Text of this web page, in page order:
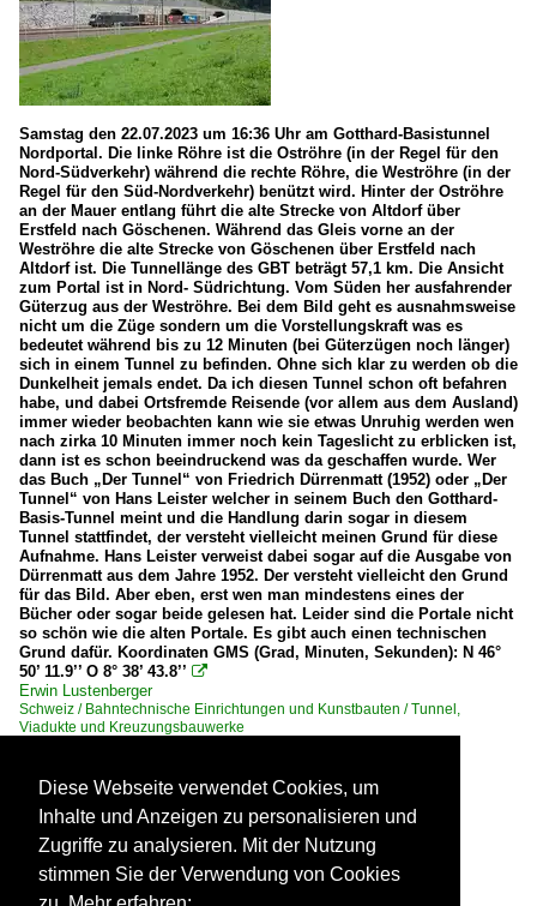
Samstag den 22.07.2023 um 16:36 Uhr am Gotthard-Basistunnel
Nordportal. Die linke Röhre ist die Oströhre (in der Regel für den
Nord-Südverkehr) während die rechte Röhre, die Weströhre (in der
Regel für den Süd-Nordverkehr) benützt wird. Hinter der Oströhre
an der Mauer entlang führt die alte Strecke von Altdorf über
Erstfeld nach Göschenen. Während das Gleis vorne an der
Weströhre die alte Strecke von Göschenen über Erstfeld nach
Altdorf ist. Die Tunnellänge des GBT beträgt 57,1 km. Die Ansicht
zum Portal ist in Nord- Südrichtung. Vom Süden her ausfahrender
Güterzug aus der Weströhre. Bei dem Bild geht es ausnahmsweise
nicht um die Züge sondern um die Vorstellungskraft was es
bedeutet während bis zu 12 Minuten (bei Güterzügen noch länger)
sich in einem Tunnel zu befinden. Ohne sich klar zu werden ob die
Dunkelheit jemals endet. Da ich diesen Tunnel schon oft befahren
habe, und dabei Ortsfremde Reisende (vor allem aus dem Ausland)
immer wieder beobachten kann wie sie etwas Unruhig werden wen
nach zirka 10 Minuten immer noch kein Tageslicht zu erblicken ist,
dann ist es schon beeindruckend was da geschaffen wurde. Wer
das Buch „Der Tunnel“ von Friedrich Dürrenmatt (1952) oder „Der
Tunnel“ von Hans Leister welcher in seinem Buch den Gotthard-
Basis-Tunnel meint und die Handlung darin sogar in diesem
Tunnel stattfindet, der versteht vielleicht meinen Grund für diese
Aufnahme. Hans Leister verweist dabei sogar auf die Ausgabe von
Dürrenmatt aus dem Jahre 1952. Der versteht vielleicht den Grund
für das Bild. Aber eben, erst wen man mindestens eines der
Bücher oder sogar beide gelesen hat. Leider sind die Portale nicht
so schön wie die alten Portale. Es gibt auch einen technischen
Grund dafür. Koordinaten GMS (Grad, Minuten, Sekunden): N 46°
50’ 11.9’’ O 8° 38’ 43.8’’ 
Erwin Lustenberger
Schweiz / Bahntechnische Einrichtungen und Kunstbauten / Tunnel,
Viadukte und Kreuzungsbauwerke
Diese Webseite verwendet Cookies, um
Inhalte und Anzeigen zu personalisieren und
Zugriffe zu analysieren. Mit der Nutzung
stimmen Sie der Verwendung von Cookies